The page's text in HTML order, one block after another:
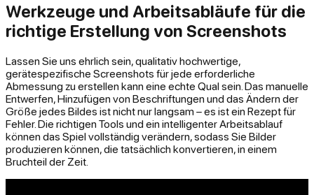
Werkzeuge und Arbeitsabläufe für die
richtige Erstellung von Screenshots
Lassen Sie uns ehrlich sein, qualitativ hochwertige,
gerätespezifische Screenshots für jede erforderliche
Abmessung zu erstellen kann eine echte Qual sein. Das manuelle
Entwerfen, Hinzufügen von Beschriftungen und das Ändern der
Größe jedes Bildes ist nicht nur langsam – es ist ein Rezept für
Fehler. Die richtigen Tools und ein intelligenter Arbeitsablauf
können das Spiel vollständig verändern, sodass Sie Bilder
produzieren können, die tatsächlich konvertieren, in einem
Bruchteil der Zeit.